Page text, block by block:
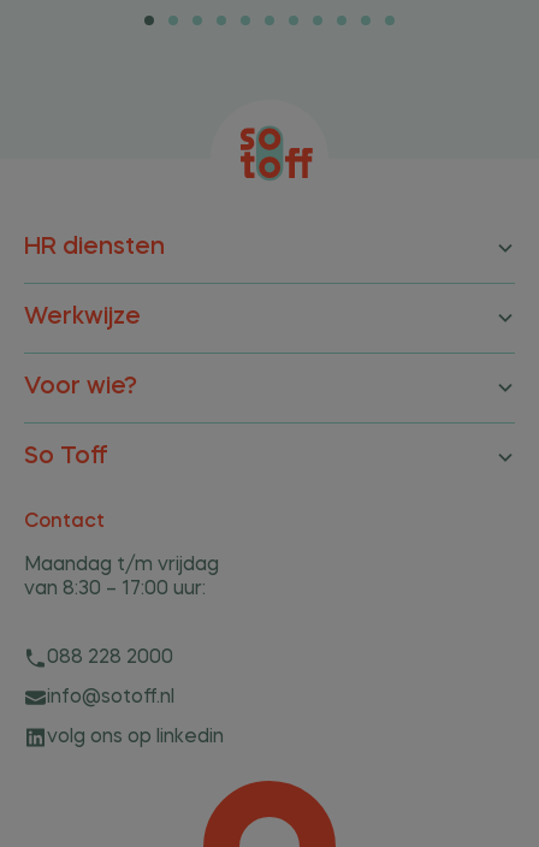
HR diensten
Werkwijze
Voor wie?
So Toff
Contact
Maandag t/m vrijdag
van 8:30 – 17:00 uur:
088 228 2000
info@sotoff.nl
volg ons op linkedin